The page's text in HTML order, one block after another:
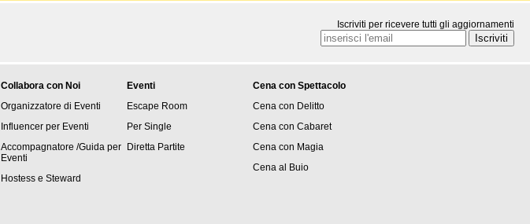
Iscriviti per ricevere tutti gli aggiornamenti
Collabora con Noi
Organizzatore di Eventi
Influencer per Eventi
Accompagnatore /Guida per
Eventi
Hostess e Steward
Eventi
Escape Room
Per Single
Diretta Partite
Cena con Spettacolo
Cena con Delitto
Cena con Cabaret
Cena con Magia
Cena al Buio